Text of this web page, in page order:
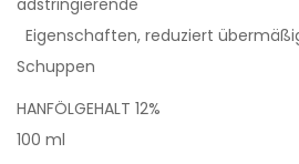
adstringierende
Eigenschaften, reduziert
Schuppen
HANFÖLGEHALT 12%
100 ml